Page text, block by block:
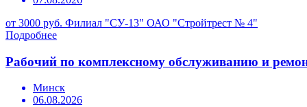
от 3000 руб. Филиал "СУ-13" ОАО "Стройтрест № 4"
Подробнее
Рабочий по комплексному обслуживанию и
Минск
06.08.2026